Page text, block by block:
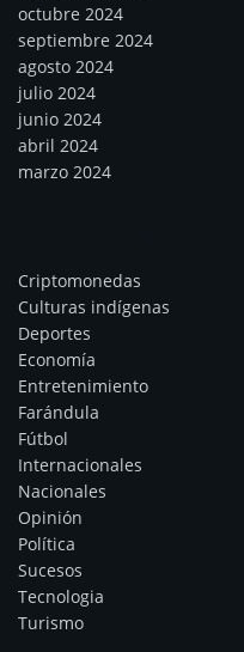
octubre 2024
septiembre 2024
agosto 2024
julio 2024
junio 2024
abril 2024
marzo 2024
Criptomonedas
Culturas indígenas
Deportes
Economía
Entretenimiento
Farándula
Fútbol
Internacionales
Nacionales
Opinión
Política
Sucesos
Tecnologia
Turismo